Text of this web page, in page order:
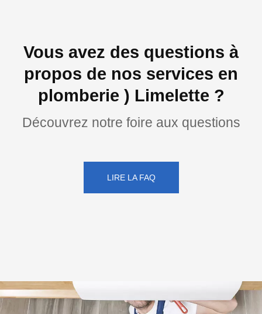
Vous avez des questions à
propos de nos services en
plomberie ) Limelette ?
Découvrez notre foire aux questions
LIRE LA FAQ